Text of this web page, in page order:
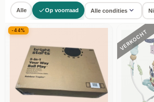
Alle Op voorraad
-44% VERKOCHT